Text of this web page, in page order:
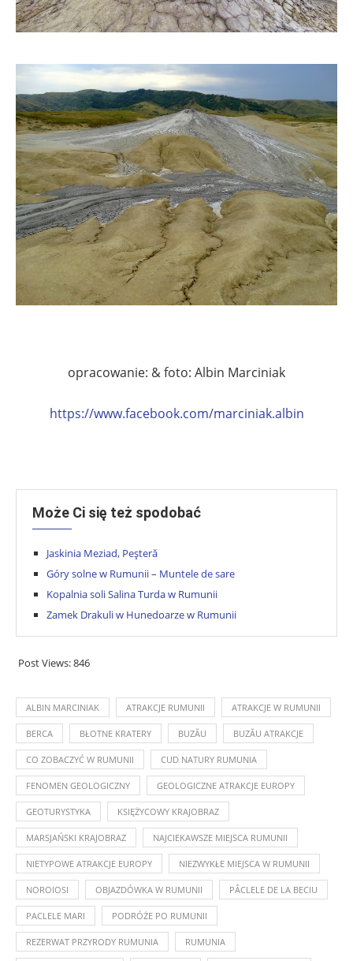
opracowanie: & foto: Albin Marciniak
https://www.facebook.com/marciniak.albin
Może Ci się też spodobać
Jaskinia Meziad, Peşteră
Góry solne w Rumunii – Muntele de sare
Kopalnia soli Salina Turda w Rumunii
Zamek Drakuli w Hunedoarze w Rumunii
Post Views:846
ALBIN MARCINIAK ATRAKCJE RUMUNII ATRAKCJE W RUMUNII
BERCA BŁOTNE KRATERY BUZĂU BUZĂU ATRAKCJE
CO ZOBACZYĆ W RUMUNII CUD NATURY RUMUNIA
FENOMEN GEOLOGICZNY GEOLOGICZNE ATRAKCJE EUROPY
GEOTURYSTYKA KSIĘŻYCOWY KRAJOBRAZ
MARSJAŃSKI KRAJOBRAZ NAJCIEKAWSZE MIEJSCA RUMUNII
NIETYPOWE ATRAKCJE EUROPY NIEZWYKŁE MIEJSCA W RUMUNII
NOROIOSI OBJAZDÓWKA W RUMUNII PÂCLELE DE LA BECIU
PACLELE MARI PODRÓŻE PO RUMUNII
REZERWAT PRZYRODY RUMUNIA RUMUNIA